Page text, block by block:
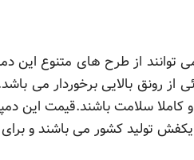
توانند از طرح های متنوع این
رونق بالایی برخوردار می
کاملا سلامت باشند.قیمت این
تولید کشور می باشند و